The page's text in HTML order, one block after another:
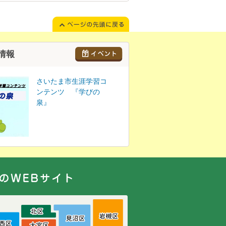
報
さいたま市生涯学習コ
ンテンツ 『学びの
泉』